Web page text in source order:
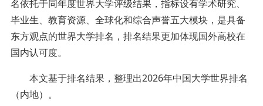
名依托于同年度世界大学评级结果，指标设有学术研究、
毕业生、教育资源、全球化和综合声誉五大模块，是具备
东方观点的世界大学排名，排名结果更加体现国外高校在
国内认可度。
本文基于排名结果，整理出2026年中国大学世界排名
（内地）。